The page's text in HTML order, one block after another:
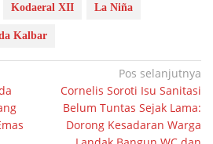
Kodaeral XII La Niña
Kalbar
Pos selanjutnya
Cornelis Soroti Isu Sanitasi
Belum Tuntas Sejak Lama:
Dorong Kesadaran Warga